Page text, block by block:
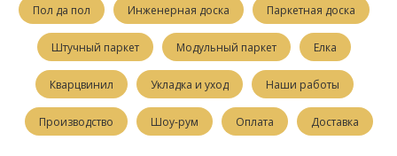
Пол да пол Инженерная доска Паркетная доска
Штучный паркет Модульный паркет Елка
Кварцвинил Укладка и уход Наши работы
Производство Шоу-рум Оплата Доставка